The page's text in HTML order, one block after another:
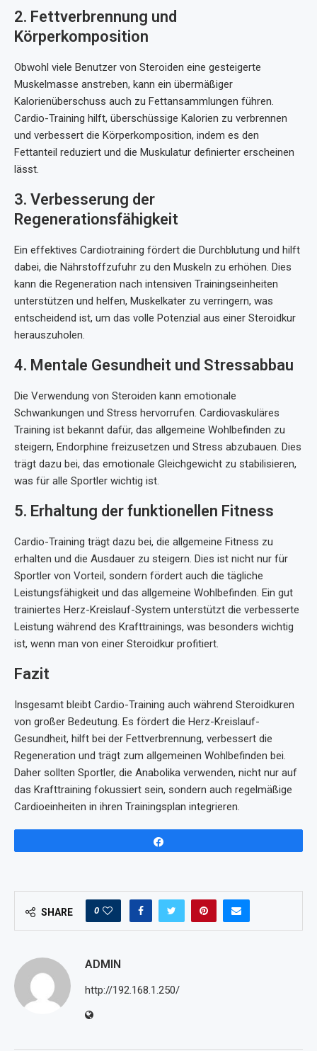
2. Fettverbrennung und
Körperkomposition
Obwohl viele Benutzer von Steroiden eine gesteigerte
Muskelmasse anstreben, kann ein übermäßiger
Kalorienüberschuss auch zu Fettansammlungen führen.
Cardio-Training hilft, überschüssige Kalorien zu verbrennen
und verbessert die Körperkomposition, indem es den
Fettanteil reduziert und die Muskulatur definierter erscheinen
lässt.
3. Verbesserung der
Regenerationsfähigkeit
Ein effektives Cardiotraining fördert die Durchblutung und hilft
dabei, die Nährstoffzufuhr zu den Muskeln zu erhöhen. Dies
kann die Regeneration nach intensiven Trainingseinheiten
unterstützen und helfen, Muskelkater zu verringern, was
entscheidend ist, um das volle Potenzial aus einer Steroidkur
herauszuholen.
4. Mentale Gesundheit und Stressabbau
Die Verwendung von Steroiden kann emotionale
Schwankungen und Stress hervorrufen. Cardiovaskuläres
Training ist bekannt dafür, das allgemeine Wohlbefinden zu
steigern, Endorphine freizusetzen und Stress abzubauen. Dies
trägt dazu bei, das emotionale Gleichgewicht zu stabilisieren,
was für alle Sportler wichtig ist.
5. Erhaltung der funktionellen Fitness
Cardio-Training trägt dazu bei, die allgemeine Fitness zu
erhalten und die Ausdauer zu steigern. Dies ist nicht nur für
Sportler von Vorteil, sondern fördert auch die tägliche
Leistungsfähigkeit und das allgemeine Wohlbefinden. Ein gut
trainiertes Herz-Kreislauf-System unterstützt die verbesserte
Leistung während des Krafttrainings, was besonders wichtig
ist, wenn man von einer Steroidkur profitiert.
Fazit
Insgesamt bleibt Cardio-Training auch während Steroidkuren
von großer Bedeutung. Es fördert die Herz-Kreislauf-
Gesundheit, hilft bei der Fettverbrennung, verbessert die
Regeneration und trägt zum allgemeinen Wohlbefinden bei.
Daher sollten Sportler, die Anabolika verwenden, nicht nur auf
das Krafttraining fokussiert sein, sondern auch regelmäßige
Cardioeinheiten in ihren Trainingsplan integrieren.
SHARE 0
ADMIN
http://192.168.1.250/